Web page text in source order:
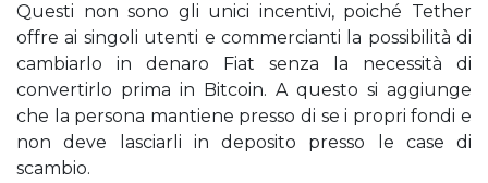
Questi non sono gli unici incentivi, poiché Tether
offre ai singoli utenti e commercianti la possibilità di
cambiarlo in denaro Fiat senza la necessità di
convertirlo prima in Bitcoin. A questo si aggiunge
che la persona mantiene presso di se i propri fondi e
non deve lasciarli in deposito presso le case di
scambio.